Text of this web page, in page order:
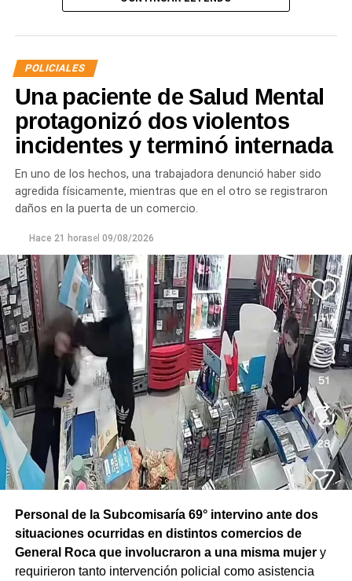
para cocaína. Posteriormente,el pesaje determinó un
total de 3,6 gramos.
El procedimiento forma parte de los controles que el
Servicio Penitenciario de Río Negro realiza de manera
permanente dentro de los establecimientos carcelarios,
con el objetivo de detectar elementos y sustancias
prohibidas y garantizar las condiciones de seguridad.
POLICIALES
Una paciente de Salud Mental
protagonizó dos violentos
incidentes y terminó internada
En uno de los hechos, una trabajadora denunció haber sido
agredida físicamente, mientras que en el otro se registraron
daños en la puerta de un comercio.
Hace 21 horasel 09/08/2026
Personal de la Subcomisaría 69° intervino ante dos
situaciones ocurridas en distintos comercios de
General Roca que involucraron a una misma mujery
requirieron tanto intervención policial como asistencia